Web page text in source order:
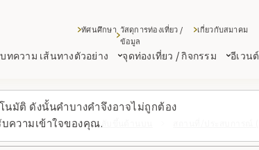
มัติ ดังนั้นคำบางคำจึงอาจไม่ถูกต้อง
ความเข้าใจของคุณ.
บทความ เส้นทางตัวอย่าง จุดท่องเที่ยว / กิจกรรม อีเวนต์
ทัศนศึกษา วัสดุการท่องเที่ยว /
ข้อมูล
เกี่ยวกับสมาคม
กลับขึ้นด้านบน